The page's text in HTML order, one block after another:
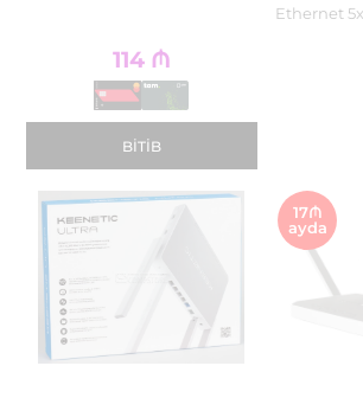
114 ₼
BITIB
Ethernet
17₼
ayda